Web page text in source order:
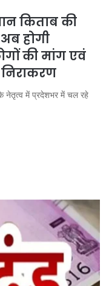
किताब की
होगी
की मांग एवं
नेतृत्व में प्रदेशभर में चल रहे